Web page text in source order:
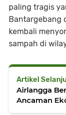
paling tragis
Bantargebang
kembali
sampah di
Artikel
Airlangga
Ancaman